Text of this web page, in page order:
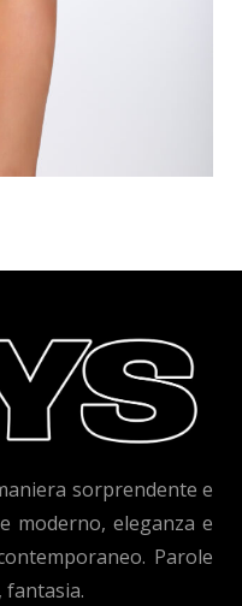
sorprendente e
moderno, eleganza e
Parole
fantasia.